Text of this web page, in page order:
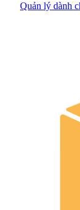
Quản lý dành